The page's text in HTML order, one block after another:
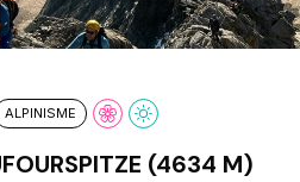
ALPINISME
(4634 M)